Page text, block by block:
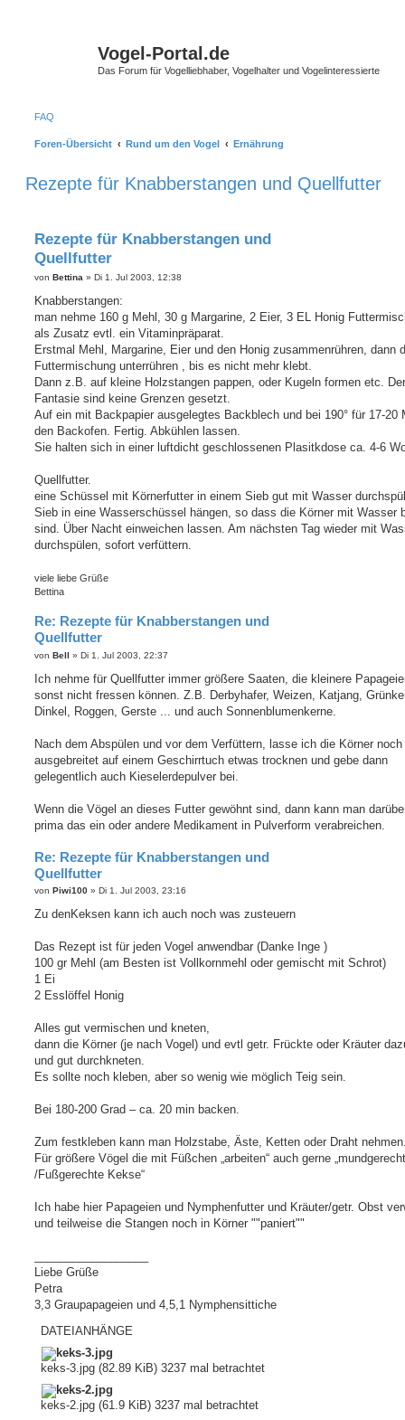
Vogel-Portal.de
Das Forum für Vogelliebhaber, Vogelhalter und Vogelinteressierte
FAQ
Foren-Übersicht Rund um den Vogel Ernährung
Rezepte für Knabberstangen und Quellfutter
Rezepte für Knabberstangen und
Quellfutter
B
r
a
von Bettina » Di 1. Jul 2003, 12:38
Knabberstangen:
man nehme 160 g Mehl, 30 g Margarine, 2 Eier, 3 EL Honig
als Zusatz evtl. ein Vitaminpräparat.
Erstmal Mehl, Margarine, Eier und den Honig zusammenrühren, dann
Futtermischung unterrühren , bis es nicht mehr klebt.
Dann z.B. auf kleine Holzstangen pappen, oder Kugeln formen etc. Der
Fantasie sind keine Grenzen gesetzt.
Auf ein mit Backpapier ausgelegtes Backblech und bei 190° für 17-20
den Backofen. Fertig. Abkühlen lassen.
Sie halten sich in einer luftdicht geschlossenen Plasitkdose ca. 4-6
Quellfutter.
eine Schüssel mit Körnerfutter in einem Sieb gut mit Wasser
Sieb in eine Wasserschüssel hängen, so dass die Körner mit Wasser
sind. Über Nacht einweichen lassen. Am nächsten Tag wieder mit
durchspülen, sofort verfüttern.
viele liebe Grüße
Bettina
Re: Rezepte für Knabberstangen und
Quellfutter
B
r
a
von Bell » Di 1. Jul 2003, 22:37
Ich nehme für Quellfutter immer größere Saaten, die kleinere
sonst nicht fressen können. Z.B. Derbyhafer, Weizen, Katjang,
Dinkel, Roggen, Gerste ... und auch Sonnenblumenkerne.
Nach dem Abspülen und vor dem Verfüttern, lasse ich die Körner noch
ausgebreitet auf einem Geschirrtuch etwas trocknen und gebe dann
gelegentlich auch Kieselerdepulver bei.
Wenn die Vögel an dieses Futter gewöhnt sind, dann kann man
prima das ein oder andere Medikament in Pulverform verabreichen.
Re: Rezepte für Knabberstangen und
Quellfutter
B
i
a
von Piwi100 » Di 1. Jul 2003, 23:16
Zu denKeksen kann ich auch noch was zusteuern
Das Rezept ist für jeden Vogel anwendbar (Danke Inge )
100 gr Mehl (am Besten ist Vollkornmehl oder gemischt mit Schrot)
1 Ei
2 Esslöffel Honig
Alles gut vermischen und kneten,
dann die Körner (je nach Vogel) und evtl getr. Frückte oder Kräuter
und gut durchkneten.
Es sollte noch kleben, aber so wenig wie möglich Teig sein.
Bei 180-200 Grad – ca. 20 min backen.
Zum festkleben kann man Holzstabe, Äste, Ketten oder Draht
Für größere Vögel die mit Füßchen „arbeiten“ auch gerne
/Fußgerechte Kekse“
Ich habe hier Papageien und Nymphenfutter und Kräuter/getr. Obst
und teilweise die Stangen noch in Körner ""paniert""
Liebe Grüße
Petra
3,3 Graupapageien und 4,5,1 Nymphensittiche
DATEIANHÄNGE
keks-3.jpg (82.89 KiB) 3237 mal betrachtet
keks-2.jpg (61.9 KiB) 3237 mal betrachtet